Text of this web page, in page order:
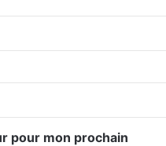
pour mon prochain